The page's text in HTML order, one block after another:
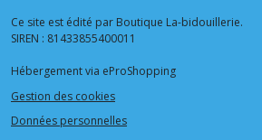
Ce site est édité par Boutique La-bidouillerie.
SIREN : 81433855400011
Hébergement via eProShopping
Gestion des cookies
Données personnelles